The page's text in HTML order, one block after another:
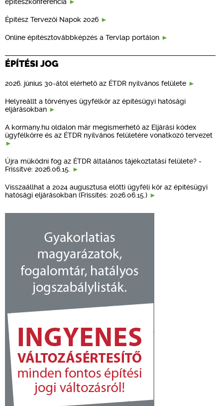
Építész Tervezői Napok 2026
Online építésztovábbképzés a Tervlap portálon
ÉPÍTÉSI JOG
2026. június 30-ától elérhető az ÉTDR nyilvános felülete
Helyreállt a törvényes ügyfélkör az építésügyi hatósági
eljárásokban
A kormany.hu oldalon már megismerhető az Eljárási kódex
ügyfélkörre és az ÉTDR nyilvános felületére vonatkozó tervezet
Újra működni fog az ÉTDR általános tájékoztatási felülete? -
Frissítve: 2026.06.15.
Visszaállhat a 2024 augusztusa előtti ügyféli kör az építésügyi
hatósági eljárásokban (Frissítés: 2026.06.15.)